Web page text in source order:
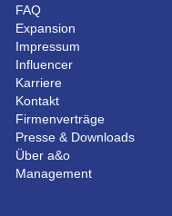
FAQ
Expansion
Impressum
Influencer
Karriere
Kontakt
Firmenverträge
Presse & Downloads
Über a&o
Management